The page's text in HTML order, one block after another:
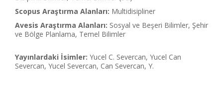
Scopus Araştırma Alanları: Multidisipliner
Avesis Araştırma Alanları: Sosyal ve Beşeri Bilimler, Şehir
ve Bölge Planlama, Temel Bilimler
Yayınlardaki İsimler: Yucel C. Severcan, Yucel Can
Severcan, Yucel Severcan, Can Severcan, Y.